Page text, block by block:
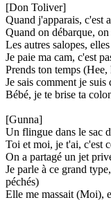
[Don Toliver]
Quand j'apparais, c'est
Quand on débarque,
Les autres salopes,
Je paie ma cam, c'est
Prends ton temps (Hee,
Je sais comment je
Bébé, je te brise ta
[Gunna]
Un flingue dans le sac
Toi et moi, je t'ai, c'est
On a partagé un jet
Je parle à ce grand
péchés)
Elle me massait (Moi),